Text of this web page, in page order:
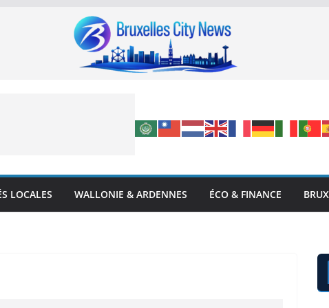
LOCALES WALLONIE & ARDENNES ÉCO & FINANCE